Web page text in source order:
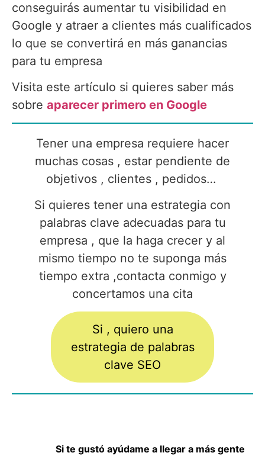
conseguirás aumentar tu visibilidad en
Google y atraer a clientes más cualificados
lo que se convertirá en más ganancias
para tu empresa
Visita este artículo si quieres saber más
sobre aparecer primero en Google
Tener una empresa requiere hacer
muchas cosas , estar pendiente de
objetivos , clientes , pedidos…
Si quieres tener una estrategia con
palabras clave adecuadas para tu
empresa , que la haga crecer y al
mismo tiempo no te suponga más
tiempo extra ,contacta conmigo y
concertamos una cita
Si , quiero una
estrategia de palabras
clave SEO
Si te gustó ayúdame a llegar a más gente